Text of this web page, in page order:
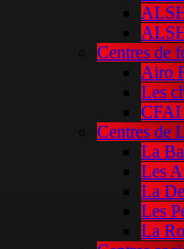
Centres de
Airo
Les
CFAI
Centres de
La
Les
La
Les
La